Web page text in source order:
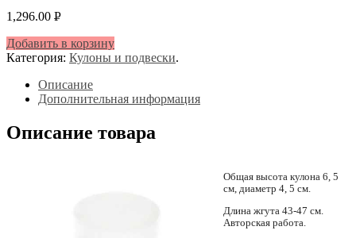
1,296.00 Р
Добавить в корзину
Категория: Кулоны и подвески.
Описание
Дополнительная информация
Описание товара
Общая высота кулона 6, 5
см, диаметр 4, 5 см.
Длина жгута 43-47 см.
Авторская работа.